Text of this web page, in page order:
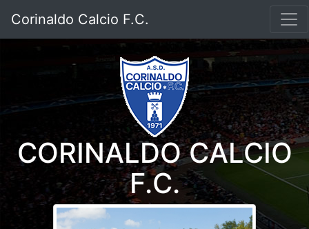
Corinaldo Calcio F.C.
CORINALDO CALCIO
F.C.